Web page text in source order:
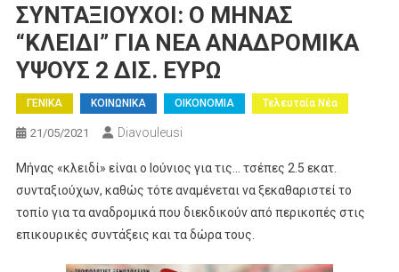
ΣΥΝΤΑΞΙΟΥΧΟΙ: Ο ΜΗΝΑΣ
“ΚΛΕΙΔΙ” ΓΙΑ ΝΕΑ ΑΝΑΔΡΟΜΙΚΑ
ΥΨΟΥΣ 2 ΔΙΣ. ΕΥΡΩ
ΓΕΝΙΚΑ ΚΟΙΝΩΝΙΚΑ ΟΙΚΟΝΟΜΙΑ Τελευταία Νέα
21/05/2021 Diavouleusi
Μήνας «κλειδί» είναι ο Ιούνιος για τις… τσέπες 2.5 εκατ.
συνταξιούχων, καθώς τότε αναμένεται να ξεκαθαριστεί το
τοπίο για τα αναδρομικά που διεκδικούν από περικοπές στις
επικουρικές συντάξεις και τα δώρα τους.